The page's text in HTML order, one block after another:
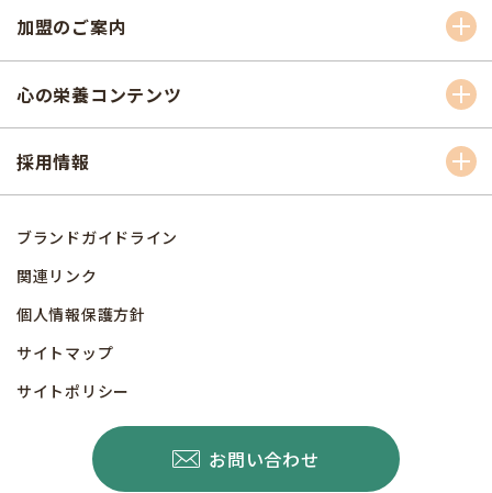
加盟のご案内
心の栄養コンテンツ
採用情報
ブランドガイドライン
関連リンク
個人情報保護方針
サイトマップ
サイトポリシー
お問い合わせ